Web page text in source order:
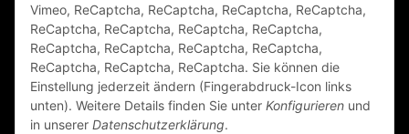
Vimeo, ReCaptcha, ReCaptcha, ReCaptcha, ReCaptcha,
ReCaptcha, ReCaptcha, ReCaptcha, ReCaptcha,
ReCaptcha, ReCaptcha, ReCaptcha, ReCaptcha,
ReCaptcha, ReCaptcha, ReCaptcha. Sie können die
Einstellung jederzeit ändern (Fingerabdruck-Icon links
unten). Weitere Details finden Sie unter Konfigurieren und
in unserer Datenschutzerklärung.
Zahlungsarten